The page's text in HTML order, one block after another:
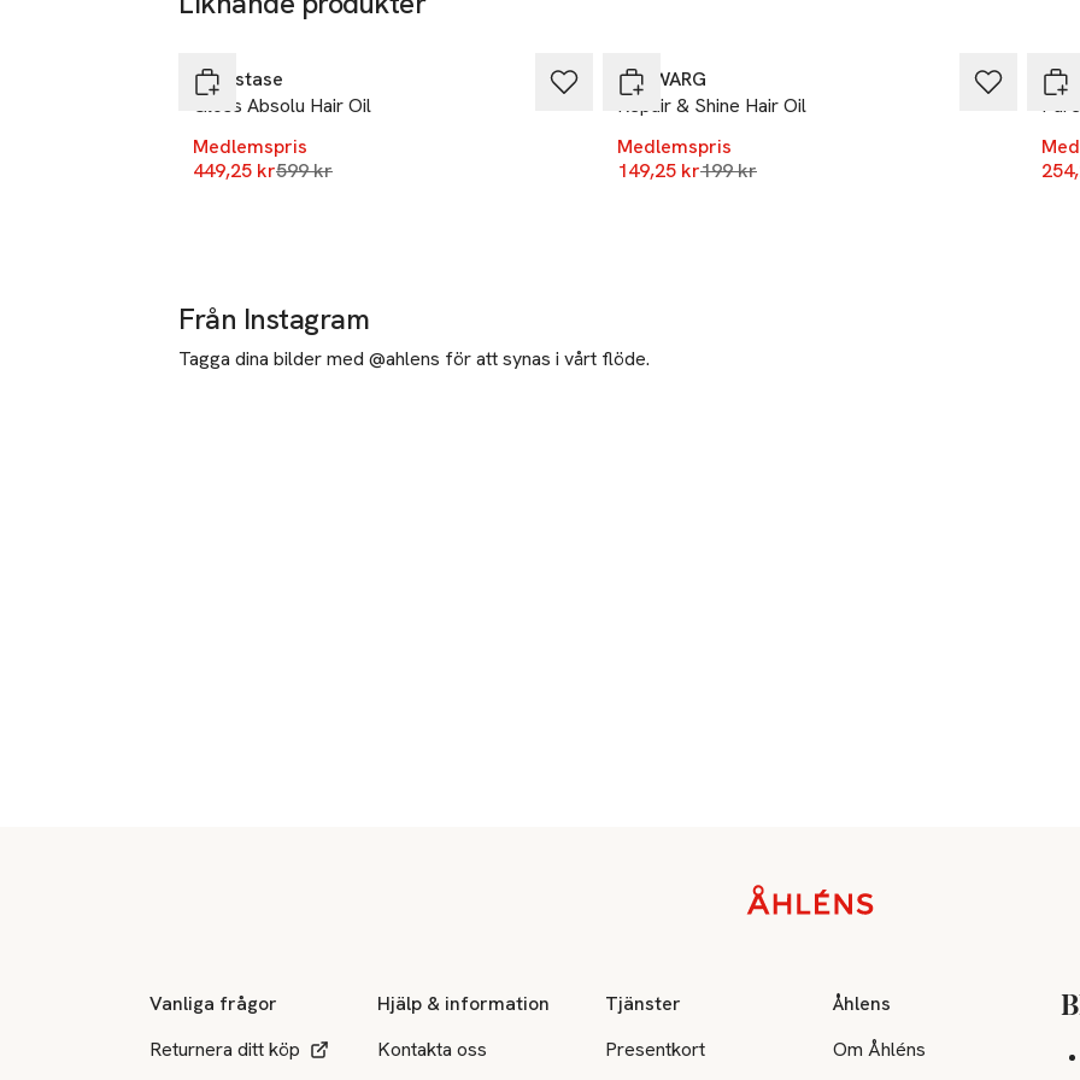
Kérastase
Gloss Absolu Hair Oil
Medlemspris
449,25 krLägsta pris 30 dagar
599 kr
IDA WARG
Repair & Shine Hair Oil
Medlemspris
149,25 krLägsta pris 30 dagar
199 kr
Från Instagram
Tagga dina bilder med @ahlens för att synas i vårt flöde.
Vanliga frågor
Returnera ditt köp
Hjälp & information
Kontakta oss
Tjänster
Presentkort
Åhlens
Om Åhléns